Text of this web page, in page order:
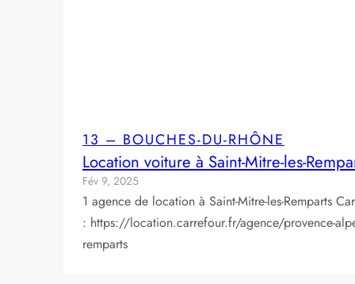
13 – BOUCHES-DU-RHÔNE
Location voiture à Saint-Mitre-les-
Fév 9, 2025
1 agence de location à Saint-Mitre-les-Remparts
: https://location.carrefour.fr/agence/provence-
remparts